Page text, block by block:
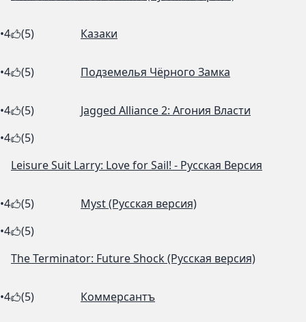
•4 (5) Казаки
•4 (5) Подземелья Чёрного Замка
•4 (5)
Jagged Alliance 2: Агония Власти
•4
(5)
Leisure Suit Larry: Love for Sail! - Русская Версия
•4 (5)
Myst (Русская версия)
•4
(5)
The Terminator: Future Shock (Русская версия)
•4 (5) Коммерсантъ